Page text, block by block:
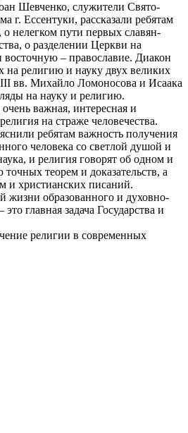
Шевченко, служители Свято-
г. Ессентуки, рассказали ребятам
о нелегком пути первых славян-
о разделении Церкви на
– православие. Диакон
на религию и науку двух великих
вв. Михайло Ломоносова и Исаака
на науку и религию.
важная, интересная и
на страже человечества.
ребятам важность получения
человека со светлой душой и
и религия говорят об одном и
теорем и доказательств, а
и христианских писаний.
жизни образованного и духовно-
главная задача Государства и
религии в современных